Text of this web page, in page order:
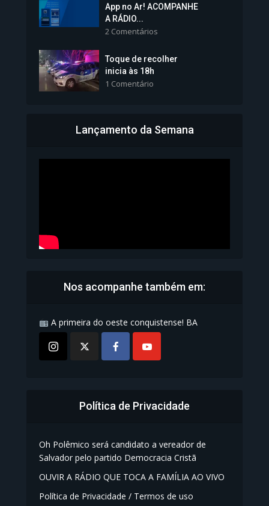
tomará posse nesta...
1.101 Modos de exibição
Bahia inicia emissão da
App no Ar! ACOMPANHE
A RÁDIO...
2 Comentários
Toque de recolher
inicia às 18h
1 Comentário
Lançamento da Semana
Nos acompanhe também em:
A primeira do oeste conquistense! BA
Política de Privacidade
Oh Polêmico será candidato a vereador de
Salvador pelo partido Democracia Cristã
OUVIR A RÁDIO QUE TOCA A FAMÍLIA AO VIVO
Política de Privacidade / Termos de uso